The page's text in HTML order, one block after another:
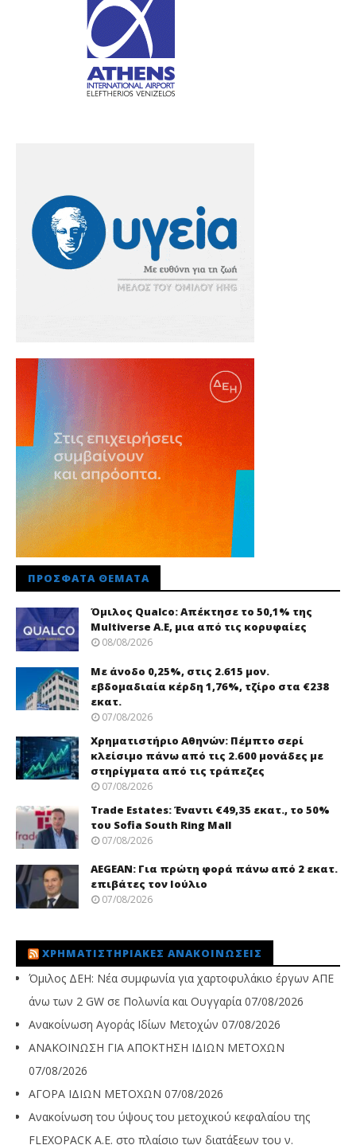
ΠΡΌΣΦΑΤΑ ΘΈΜΑΤΑ
Όμιλος Qualco: Απέκτησε το 50,1% της
Multiverse A.E, μια από τις κορυφαίες
08/08/2026
Με άνοδο 0,25%, στις 2.615 μον.
εβδομαδιαία κέρδη 1,76%, τζίρο στα €238
εκατ.
07/08/2026
Χρηματιστήριο Αθηνών: Πέμπτο σερί
κλείσιμο πάνω από τις 2.600 μονάδες με
στηρίγματα από τις τράπεζες
07/08/2026
Trade Εstates: Έναντι €49,35 εκατ., το 50%
του Sofia South Ring Mall
07/08/2026
AEGEAN: Για πρώτη φορά πάνω από 2 εκατ.
επιβάτες τον Ιούλιο
07/08/2026
ΧΡΗΜΑΤΙΣΤΗΡΙΑΚΈΣ ΑΝΑΚΟΙΝΏΣΕΙΣ
Όμιλος ΔΕΗ: Νέα συμφωνία για χαρτοφυλάκιο έργων ΑΠΕ
άνω των 2 GW σε Πολωνία και Ουγγαρία 07/08/2026
Ανακοίνωση Αγοράς Ιδίων Μετοχών 07/08/2026
ΑΝΑΚΟΙΝΩΣΗ ΓΙΑ ΑΠΟΚΤΗΣΗ ΙΔΙΩΝ ΜΕΤΟΧΩΝ
07/08/2026
ΑΓΟΡΑ ΙΔΙΩΝ ΜΕΤΟΧΩΝ 07/08/2026
Ανακοίνωση του ύψους του μετοχικού κεφαλαίου της
FLEXOPACK A.E. στο πλαίσιο των διατάξεων του ν.